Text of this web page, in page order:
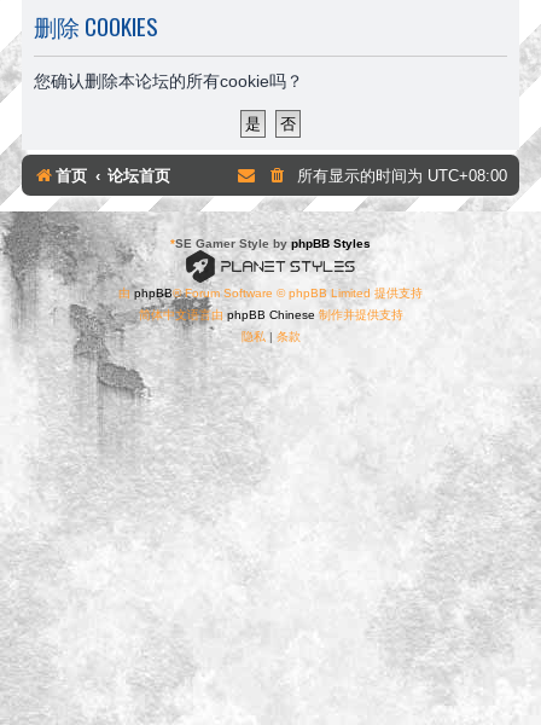
删除 COOKIES
您确认删除本论坛的所有cookie吗？
首页 论坛首页 所有显示的时间为 UTC+08:00
*SE Gamer Style by phpBB Styles
由phpBB® Forum Software © phpBB Limited 提供支持
简体中文语言由 phpBB Chinese制作并提供支持
隐私 | 条款